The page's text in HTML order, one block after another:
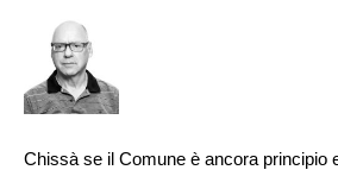
Chissà se il Comune è ancora principio